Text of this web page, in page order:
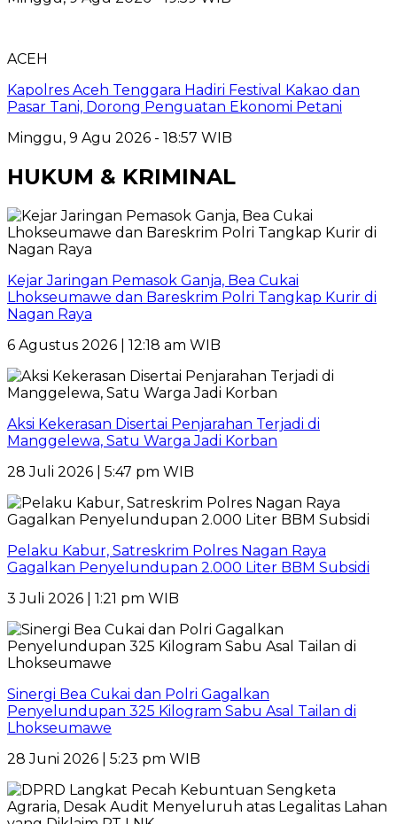
ACEH
Kapolres Aceh Tenggara Hadiri Festival Kakao dan
Pasar Tani, Dorong Penguatan Ekonomi Petani
Minggu, 9 Agu 2026 - 18:57 WIB
HUKUM & KRIMINAL
Kejar Jaringan Pemasok Ganja, Bea Cukai
Lhokseumawe dan Bareskrim Polri Tangkap Kurir di
Nagan Raya
6 Agustus 2026 | 12:18 am WIB
Aksi Kekerasan Disertai Penjarahan Terjadi di
Manggelewa, Satu Warga Jadi Korban
28 Juli 2026 | 5:47 pm WIB
Pelaku Kabur, Satreskrim Polres Nagan Raya
Gagalkan Penyelundupan 2.000 Liter BBM Subsidi
3 Juli 2026 | 1:21 pm WIB
Sinergi Bea Cukai dan Polri Gagalkan
Penyelundupan 325 Kilogram Sabu Asal Tailan di
Lhokseumawe
28 Juni 2026 | 5:23 pm WIB